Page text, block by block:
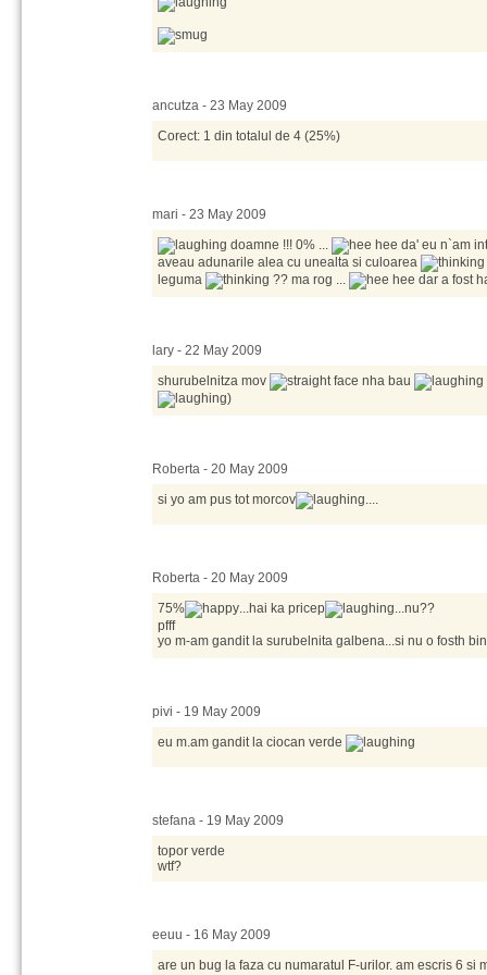
ancutza - 23 May 2009
Corect: 1 din totalul de 4 (25%)
mari - 23 May 2009
doamne !!! 0% ...
da' eu n`am
aveau adunarile alea cu unealta si culoarea
leguma
?? ma rog ... dar a fost
lary - 22 May 2009
shurubelnitza mov
nha bau
)
Roberta - 20 May 2009
si yo am pus tot morcov
....
Roberta - 20 May 2009
75%
...hai ka pricep
...nu??
pfff
yo m-am gandit la surubelnita galbena...si nu o fosth
pivi - 19 May 2009
eu m.am gandit la ciocan verde
stefana - 19 May 2009
topor verde
wtf?
eeuu - 16 May 2009
are un bug la faza cu numaratul F-urilor. am escris 6 si